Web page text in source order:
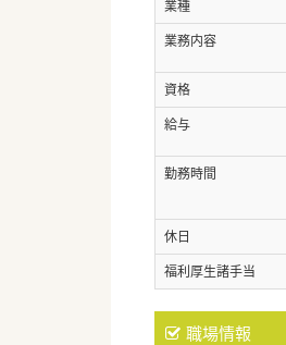
業種
業務内容
資格
給与
勤務時間
休日
福利厚生諸手当
職場情報